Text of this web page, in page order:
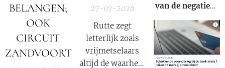
BELANGEN;
OOK
CIRCUIT
ZANDVOORT
27-07-2026
Rutte zegt
letterlijk zoals
vrijmetselaars
altijd de waarheid
van de negatieve
rol en
samenzwering in
woord en beeld
van de Rooms-